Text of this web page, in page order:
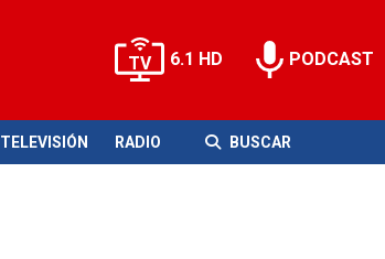
6.1 HD PODCAST
TELEVISIÓN RADIO BUSCAR